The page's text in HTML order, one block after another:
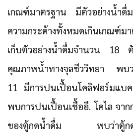
เกณฑ์มาตรฐาน มีตัวอย่างน้ำ
ความกระด้างทั้งหมดเกินเกณฑ์ม
เก็บตัวอย่างน้ำดื่มจำนวน 18
คุณภาพน้ำทางจุลชีววิทยา พบว่
11 มีการปนเปื้อนโคลิฟอร์มแบ
พบการปนเปื้อนเชื้ออี. โคไล จา
ของตู้กดน้ำดื่ม พบว่าตู้กดน้